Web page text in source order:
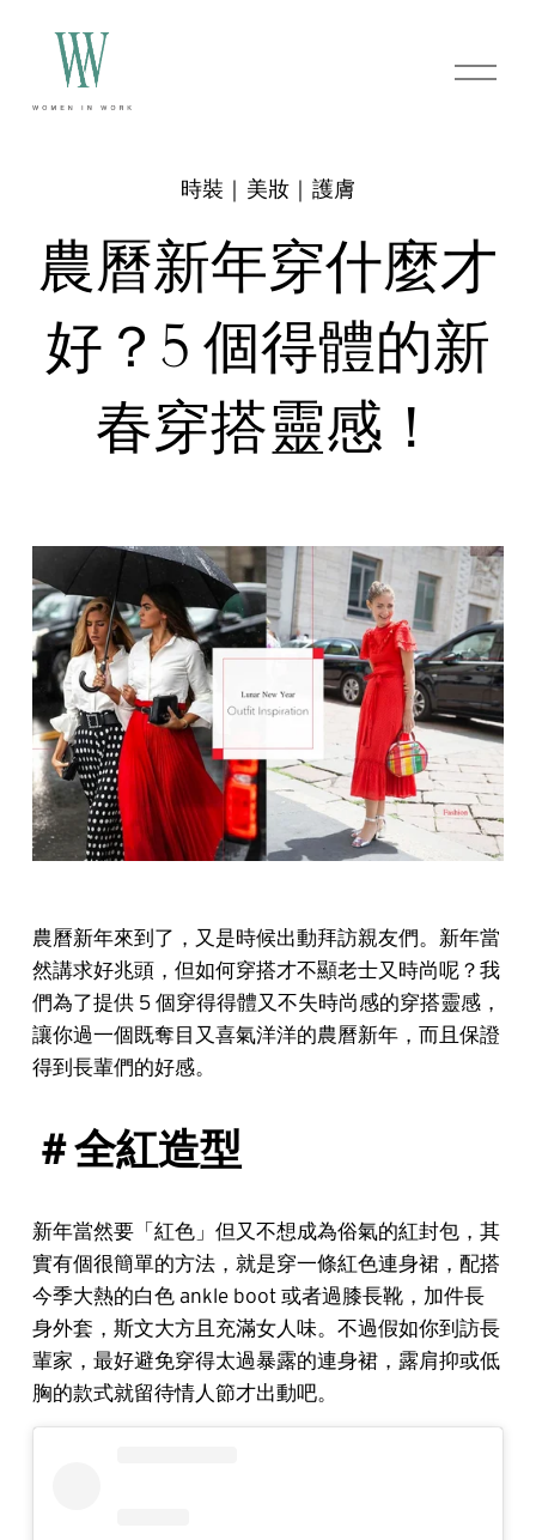
O
p
農曆新年穿什麼才
好？5 個得體的新
春穿搭靈感！
時裝｜美妝｜護膚
農曆新年來到了，又是時候出動拜訪親友們。新年當
然講求好兆頭，但如何穿搭才不顯老士又時尚呢？我
們為了提供 5 個穿得得體又不失時尚感的穿搭靈感，
讓你過一個既奪目又喜氣洋洋的農曆新年，而且保證
得到長輩們的好感。
＃全紅造型
新年當然要「紅色」但又不想成為俗氣的紅封包，其
實有個很簡單的方法，就是穿一條紅色連身裙，配搭
今季大熱的白色 ankle boot 或者過膝長靴，加件長
身外套，斯文大方且充滿女人味。不過假如你到訪長
輩家，最好避免穿得太過暴露的連身裙，露肩抑或低
胸的款式就留待情人節才出動吧。